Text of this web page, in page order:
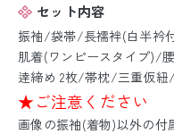
セット内容
振袖/袋帯/長襦袢(白半
肌着(ワンピースタイプ)/
逹締め 2枚/帯枕/三重仮
★ご注意ください
画像の振袖(着物)以外の付